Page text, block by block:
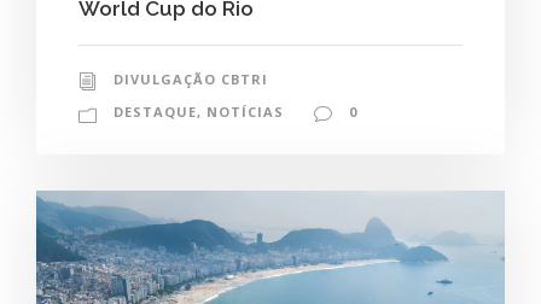
World Cup do Rio
DIVULGAÇÃO CBTRI
DESTAQUE, NOTÍCIAS 0